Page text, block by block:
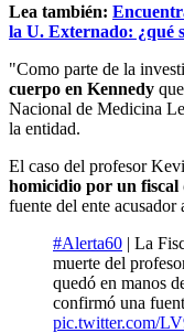
Lea también:
la U. Externado: ¿qué
"Como parte de la
cuerpo en Kennedy
Nacional de Medicina
la entidad.
El caso del profesor
homicidio por un fiscal
fuente del ente acusador
#Alerta60 | La
muerte del
quedó en manos
confirmó una
pic.twitter.com/